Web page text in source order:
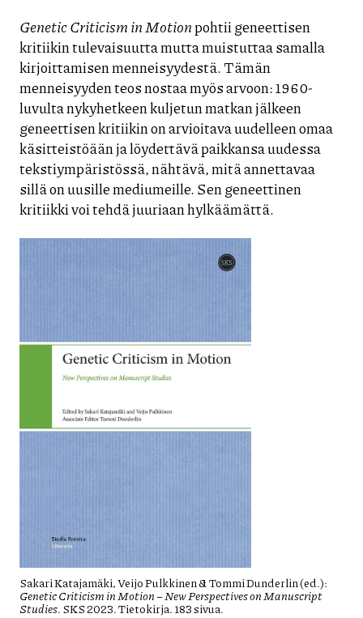
Genetic Criticism in Motionpohtii geneettisen
kritiikin tulevaisuutta mutta muistuttaa samalla
kirjoittamisen menneisyydestä. Tämän
menneisyyden teos nostaa myös arvoon: 1960-
luvulta nykyhetkeen kuljetun matkan jälkeen
geneettisen kritiikin on arvioitava uudelleen omaa
käsitteistöään ja löydettävä paikkansa uudessa
tekstiympäristössä, nähtävä, mitä annettavaa
sillä on uusille mediumeille. Sen geneettinen
kritiikki voi tehdä juuriaan hylkäämättä.
Sakari Katajamäki, Veijo Pulkkinen & Tommi Dunderlin (ed.):
Genetic Criticism in Motion – New Perspectives on Manuscript
Studies. SKS 2023. Tietokirja. 183 sivua.